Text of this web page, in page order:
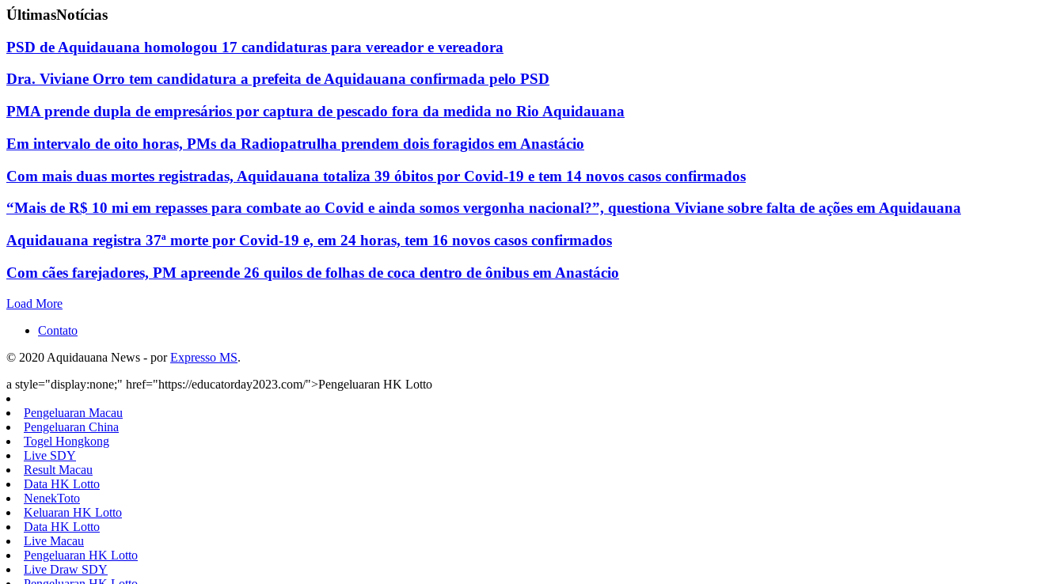
ÚltimasNotícias
PSD de Aquidauana homologou 17 candidaturas para vereador e vereadora
Dra. Viviane Orro tem candidatura a prefeita de Aquidauana confirmada pelo PSD
PMA prende dupla de empresários por captura de pescado fora da medida no Rio Aquidauana
Em intervalo de oito horas, PMs da Radiopatrulha prendem dois foragidos em Anastácio
Com mais duas mortes registradas, Aquidauana totaliza 39 óbitos por Covid-19 e tem 14 novos casos confirmados
“Mais de R$ 10 mi em repasses para combate ao Covid e ainda somos vergonha nacional?”, questiona Viviane sobre falta de ações em Aquidauana
Aquidauana registra 37ª morte por Covid-19 e, em 24 horas, tem 16 novos casos confirmados
Com cães farejadores, PM apreende 26 quilos de folhas de coca dentro de ônibus em Anastácio
Load More
Contato
© 2020 Aquidauana News - porExpresso MS.
a style="display:none;" href="https://educatorday2023.com/">Pengeluaran HK Lotto
Pengeluaran Macau
Pengeluaran China
Togel Hongkong
Live SDY
Result Macau
Data HK Lotto
NenekToto
Keluaran HK Lotto
Data HK Lotto
Live Macau
Pengeluaran HK Lotto
Live Draw SDY